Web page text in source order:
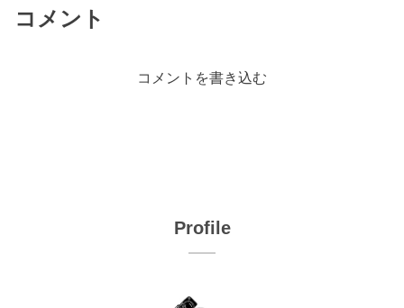
コメント
コメントを書き込む
Profile